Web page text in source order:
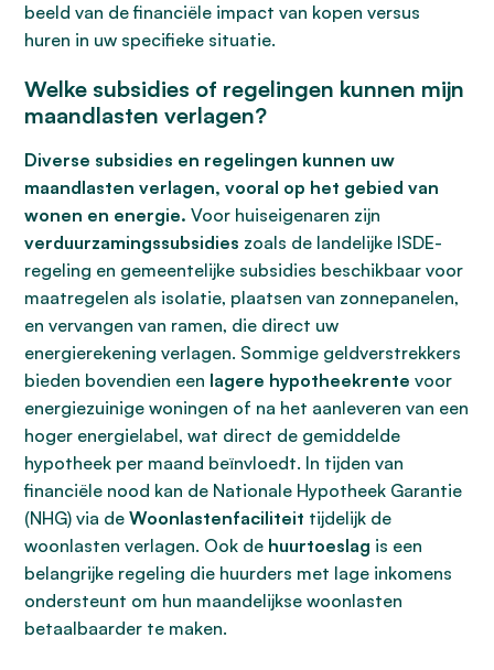
beeld van de financiële impact van kopen versus
huren in uw specifieke situatie.
Welke subsidies of regelingen kunnen mijn
maandlasten verlagen?
Diverse subsidies en regelingen kunnen uw
maandlasten verlagen, vooral op het gebied van
wonen en energie. Voor huiseigenaren zijn
verduurzamingssubsidies zoals de landelijke ISDE-
regeling en gemeentelijke subsidies beschikbaar voor
maatregelen als isolatie, plaatsen van zonnepanelen,
en vervangen van ramen, die direct uw
energierekening verlagen. Sommige geldverstrekkers
bieden bovendien een lagere hypotheekrente voor
energiezuinige woningen of na het aanleveren van een
hoger energielabel, wat direct de gemiddelde
hypotheek per maand beïnvloedt. In tijden van
financiële nood kan de Nationale Hypotheek Garantie
(NHG) via de Woonlastenfaciliteit tijdelijk de
woonlasten verlagen. Ook de huurtoeslag is een
belangrijke regeling die huurders met lage inkomens
ondersteunt om hun maandelijkse woonlasten
betaalbaarder te maken.